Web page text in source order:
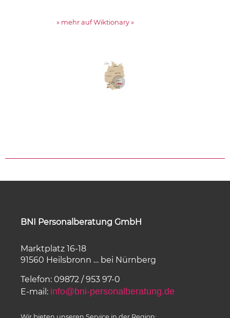
» mehr auf Wiktionary »
BNI Personalberatung GmbH
Marktplatz 16-18
91560 Heilsbronn … bei Nürnberg
Telefon: 09872 / 953 97-0
E-mail: info@bni-personalberatung.de